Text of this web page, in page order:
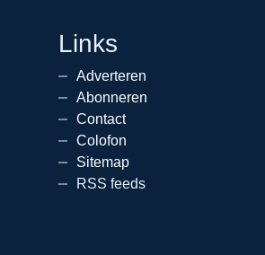
Links
Adverteren
Abonneren
Contact
Colofon
Sitemap
RSS feeds